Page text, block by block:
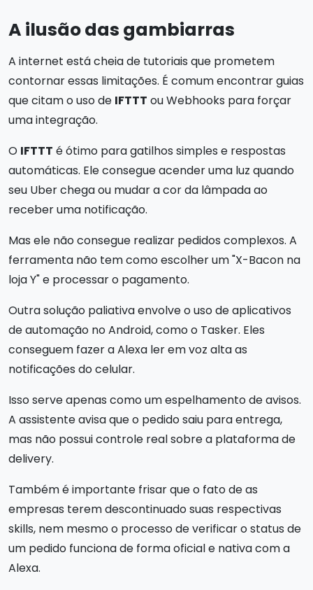
A ilusão das gambiarras
A internet está cheia de tutoriais que prometem
contornar essas limitações. É comum encontrar guias
que citam o uso de IFTTT ou Webhooks para forçar
uma integração.
O IFTTT é ótimo para gatilhos simples e respostas
automáticas. Ele consegue acender uma luz quando
seu Uber chega ou mudar a cor da lâmpada ao
receber uma notificação.
Mas ele não consegue realizar pedidos complexos. A
ferramenta não tem como escolher um "X-Bacon na
loja Y" e processar o pagamento.
Outra solução paliativa envolve o uso de aplicativos
de automação no Android, como o Tasker. Eles
conseguem fazer a Alexa ler em voz alta as
notificações do celular.
Isso serve apenas como um espelhamento de avisos.
A assistente avisa que o pedido saiu para entrega,
mas não possui controle real sobre a plataforma de
delivery.
Também é importante frisar que o fato de as
empresas terem descontinuado suas respectivas
skills, nem mesmo o processo de verificar o status de
um pedido funciona de forma oficial e nativa com a
Alexa.